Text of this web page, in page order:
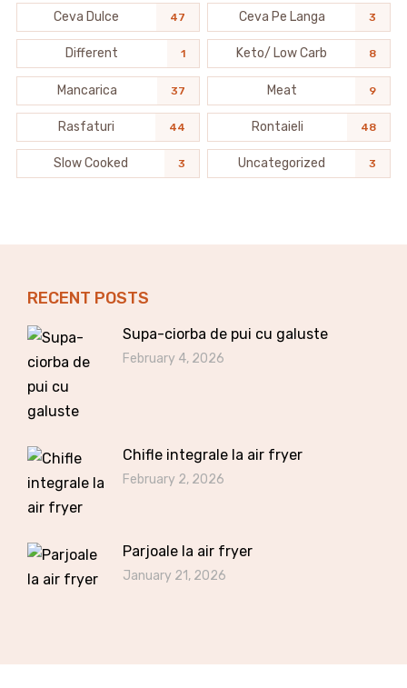
Ceva Dulce 47 Ceva Pe Langa 3
Different 1 Keto/ Low Carb 8
Mancarica 37 Meat 9
Rasfaturi 44 Rontaieli 48
Slow Cooked 3 Uncategorized 3
RECENT POSTS
Supa-ciorba de pui cu galuste
February 4, 2026
Chifle integrale la air fryer
February 2, 2026
Parjoale la air fryer
January 21, 2026